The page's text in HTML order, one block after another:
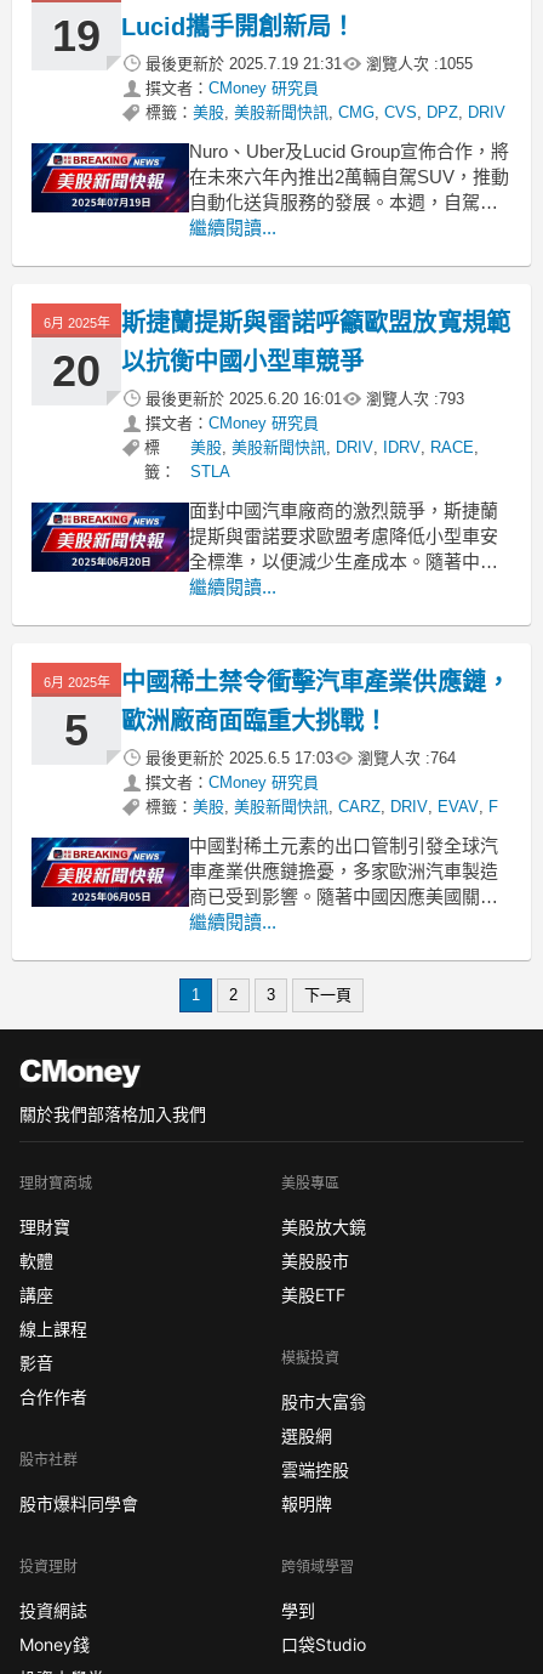
19
Lucid攜手開創新局！
最後更新於 2025.7.19 21:31 瀏覽人次 :1055
撰文者： CMoney 研究員
標籤： 美股, 美股新聞快訊, CMG, CVS, DPZ, DRIV
Nuro、Uber及Lucid Group宣佈合作，將
在未來六年內推出2萬輛自駕SUV，推動
自動化送貨服務的發展。本週，自駕車
領域迎來震撼訊息，Lucid Group宣佈與
術的Lucid Gravity SUV
繼續閱讀...
6月 2025年
20
斯捷蘭提斯與雷諾呼籲歐盟放寬規範
以抗衡中國小型車競爭
最後更新於 2025.6.20 16:01 瀏覽人次 :793
撰文者： CMoney 研究員
標
籤：
美股, 美股新聞快訊, DRIV, IDRV, RACE,
STLA
面對中國汽車廠商的激烈競爭，斯捷蘭
提斯與雷諾要求歐盟考慮降低小型車安
全標準，以便減少生產成本。隨著中國
汽車製造商在歐洲市場的擴張，斯捷蘭
針對小型車輕鬆監管。斯捷蘭提斯董事
長約翰·埃爾坎（John Elkann）指
繼續閱讀...
6月 2025年
5
中國稀土禁令衝擊汽車產業供應鏈，
歐洲廠商面臨重大挑戰！
最後更新於 2025.6.5 17:03 瀏覽人次 :764
撰文者： CMoney 研究員
標籤： 美股, 美股新聞快訊, CARZ, DRIV, EVAV, F
中國對稀土元素的出口管制引發全球汽
車產業供應鏈擔憂，多家歐洲汽車製造
商已受到影響。隨著中國因應美國關稅
政策而加強對稀土元素和磁鐵的出口管
90%的稀土生產，這些關鍵礦物廣泛應
繼續閱讀...
1 2 3 下一頁
關於我們部落格加入我們
理財寶商城
理財寶
軟體
講座
線上課程
影音
合作作者
股市社群
股市爆料同學會
投資理財
投資網誌
Money錢
美股專區
美股放大鏡
美股股市
美股ETF
模擬投資
股市大富翁
選股網
雲端控股
報明牌
跨領域學習
學到
口袋Studio